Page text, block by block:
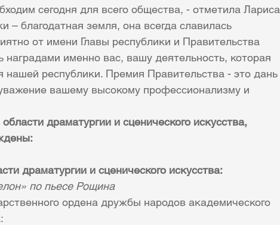
сегодня для всего общества, - отметила Лариса
– благодатная земля, она всегда славилась
от имени Главы республики и Правительства
наградами именно вас, вашу деятельность, которая
нашей республики. Премия Правительства - это дань
вашему высокому профессионализму и
драматургии и сценического искусства,
драматургии и сценического искусства:
по пьесе Рощина
ордена дружбы народов академического